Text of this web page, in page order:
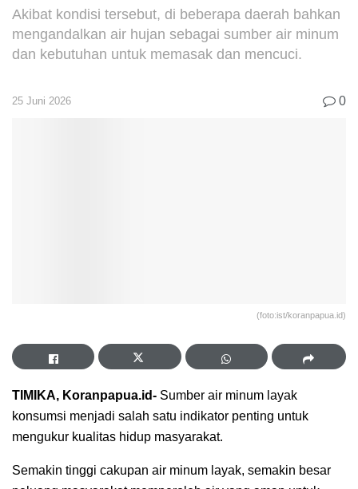
Akibat kondisi tersebut, di beberapa daerah bahkan
mengandalkan air hujan sebagai sumber air minum
dan kebutuhan untuk memasak dan mencuci.
25 Juni 2026 0
(foto:ist/koranpapua.id)
TIMIKA, Koranpapua.id- Sumber air minum layak
konsumsi menjadi salah satu indikator penting untuk
mengukur kualitas hidup masyarakat.
Semakin tinggi cakupan air minum layak, semakin besar